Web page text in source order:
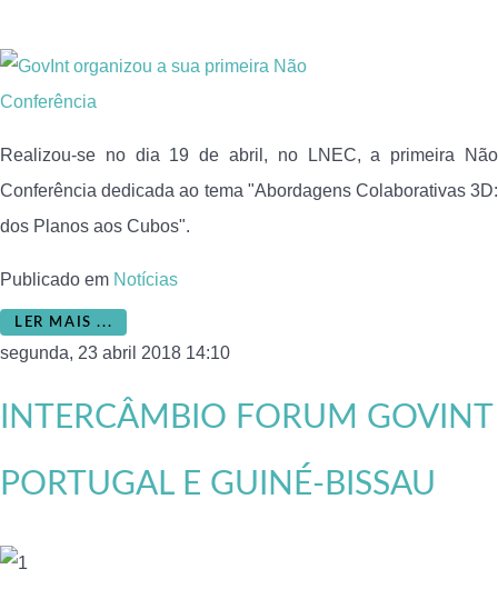
Realizou-se no dia 19 de abril, no LNEC, a primeira Não
Conferência dedicada ao tema "Abordagens Colaborativas 3D:
dos Planos aos Cubos".
Publicado em Notícias
LER MAIS ...
segunda, 23 abril 2018 14:10
INTERCÂMBIO FORUM GOVINT
PORTUGAL E GUINÉ-BISSAU